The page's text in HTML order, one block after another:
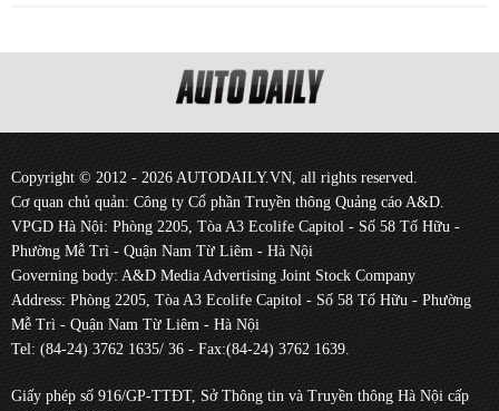
Copyright © 2012 - 2026 AUTODAILY.VN, all rights reserved.
Cơ quan chủ quản: Công ty Cổ phần Truyền thông Quảng cáo A&D.
VPGD Hà Nội: Phòng 2205, Tòa A3 Ecolife Capitol - Số 58 Tố Hữu -
Phường Mễ Trì - Quận Nam Từ Liêm - Hà Nội
Governing body: A&D Media Advertising Joint Stock Company
Address: Phòng 2205, Tòa A3 Ecolife Capitol - Số 58 Tố Hữu - Phường
Mễ Trì - Quận Nam Từ Liêm - Hà Nội
Tel: (84-24) 3762 1635/ 36 - Fax:(84-24) 3762 1639.
Giấy phép số 916/GP-TTĐT, Sở Thông tin và Truyền thông Hà Nội cấp